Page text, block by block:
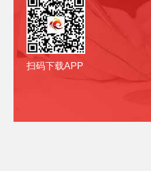
扫码下载APP